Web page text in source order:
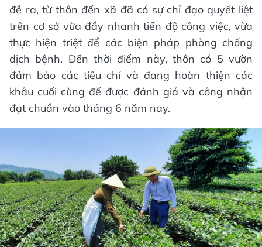
đề ra, từ thôn đến xã đã có sự chỉ đạo quyết liệt
trên cơ sở vừa đẩy nhanh tiến độ công việc, vừa
thực hiện triệt để các biện pháp phòng chống
dịch bệnh. Đến thời điểm này, thôn có 5 vườn
đảm bảo các tiêu chí và đang hoàn thiện các
khâu cuối cùng để được đánh giá và công nhận
đạt chuẩn vào tháng 6 năm nay.